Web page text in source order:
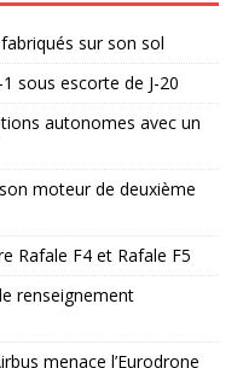
sur son sol
sous escorte de J-20
autonomes avec un
moteur de deuxième
Rafale F4 et Rafale F5
renseignement
menace l’Eurodrone